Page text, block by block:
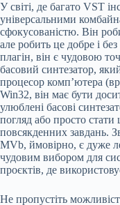
У світі, де багато VST
універсальними
сфокусованістю. Він
але робить це добре і
плагін, він є чудовою
басовий синтезатор,
процесор комп’ютера
Win32, він має бути
улюблені басові
погляд або просто
повсякденних завдань.
MVb, ймовірно, є дуже
чудовим вибором для
проєктів, де
Не пропустіть